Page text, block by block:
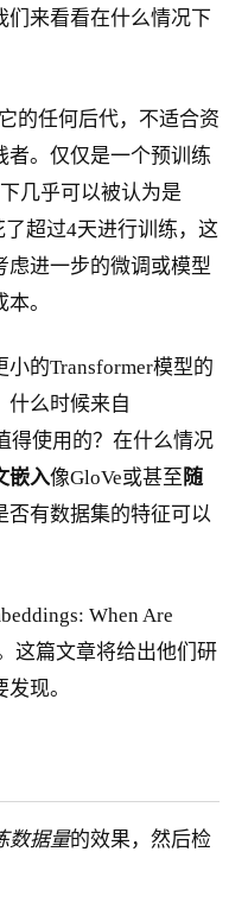
们来看看在什么情况下
的任何后代，不适合资
者。仅仅是一个预训练
几乎可以被认为是
超过4天进行训练，这
虑进一步的微调或模型
。
的Transformer模型的
什么时候来自
得使用的？在什么情况
嵌入像GloVe或甚至 随
否有数据集的特征可以
When Are
这篇文章将给出他们研
现。
数据量的效果，然后检